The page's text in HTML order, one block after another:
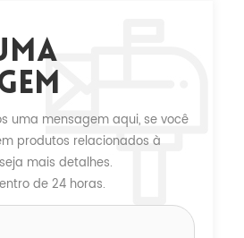
uma mensagem aqui, se você
produtos relacionados à
mais detalhes.
de 24 horas.